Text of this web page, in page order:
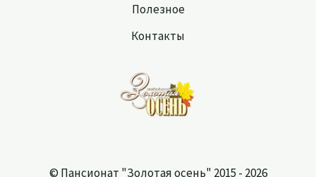
Полезное
Контакты
© Пансионат "Золотая осень" 2015 - 2026